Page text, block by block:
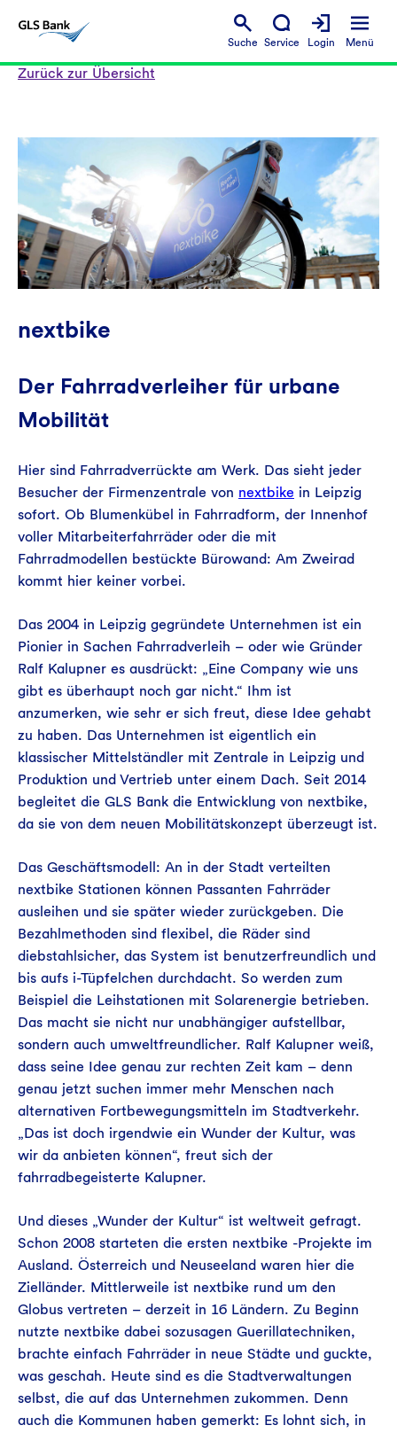
Suche Service Login Menü
Zurück zur Übersicht
nextbike
Der Fahrradverleiher für urbane
Mobilität
Hier sind Fahrradverrückte am Werk. Das sieht jeder
Besucher der Firmenzentrale von nextbike in Leipzig
sofort. Ob Blumenkübel in Fahrradform, der Innenhof
voller Mitarbeiterfahrräder oder die mit
Fahrradmodellen bestückte Bürowand: Am Zweirad
kommt hier keiner vorbei.
Das 2004 in Leipzig gegründete Unternehmen ist ein
Pionier in Sachen Fahrradverleih – oder wie Gründer
Ralf Kalupner es ausdrückt: „Eine Company wie uns
gibt es überhaupt noch gar nicht.“ Ihm ist
anzumerken, wie sehr er sich freut, diese Idee gehabt
zu haben. Das Unternehmen ist eigentlich ein
klassischer Mittelständler mit Zentrale in Leipzig und
Produktion und Vertrieb unter einem Dach. Seit 2014
begleitet die GLS Bank die Entwicklung von nextbike,
da sie von dem neuen Mobilitätskonzept überzeugt ist.
Das Geschäftsmodell: An in der Stadt verteilten
nextbike Stationen können Passanten Fahrräder
ausleihen und sie später wieder zurückgeben. Die
Bezahlmethoden sind flexibel, die Räder sind
diebstahlsicher, das System ist benutzerfreundlich und
bis aufs i-Tüpfelchen durchdacht. So werden zum
Beispiel die Leihstationen mit Solarenergie betrieben.
Das macht sie nicht nur unabhängiger aufstellbar,
sondern auch umweltfreundlicher. Ralf Kalupner weiß,
dass seine Idee genau zur rechten Zeit kam – denn
genau jetzt suchen immer mehr Menschen nach
alternativen Fortbewegungsmitteln im Stadtverkehr.
„Das ist doch irgendwie ein Wunder der Kultur, was
wir da anbieten können“, freut sich der
fahrradbegeisterte Kalupner.
Und dieses „Wunder der Kultur“ ist weltweit gefragt.
Schon 2008 starteten die ersten nextbike -Projekte im
Ausland. Österreich und Neuseeland waren hier die
Zielländer. Mittlerweile ist nextbike rund um den
Globus vertreten – derzeit in 16 Ländern. Zu Beginn
nutzte nextbike dabei sozusagen Guerillatechniken,
brachte einfach Fahrräder in neue Städte und guckte,
was geschah. Heute sind es die Stadtverwaltungen
selbst, die auf das Unternehmen zukommen. Denn
auch die Kommunen haben gemerkt: Es lohnt sich, in